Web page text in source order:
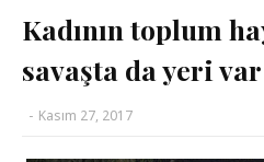
Kadının toplum
savaşta da yeri var
- Kasım 27, 2017